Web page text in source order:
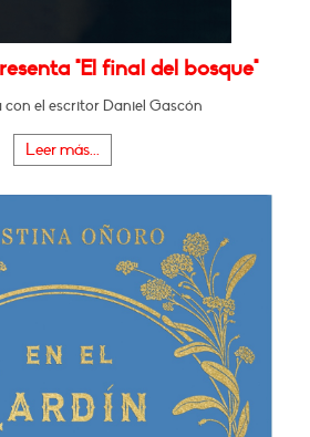
"El final del bosque"
el escritor Daniel Gascón
Leer más...